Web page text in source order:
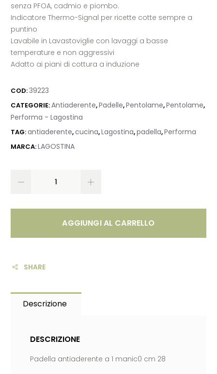
senza PFOA, cadmio e piombo.
Indicatore Thermo-Signal per ricette cotte sempre a
puntino
Lavabile in Lavastoviglie con lavaggi a basse
temperature e non aggressivi
Adatto ai piani di cottura a induzione
COD:39223
CATEGORIE:Antiaderente,Padelle,Pentolame,Pentolame,
Performa - Lagostina
TAG:antiaderente,cucina,Lagostina,padella,Performa
MARCA:LAGOSTINA
AGGIUNGI AL CARRELLO
SHARE
Descrizione
DESCRIZIONE
Padella antiaderente a 1 manic0 cm 28